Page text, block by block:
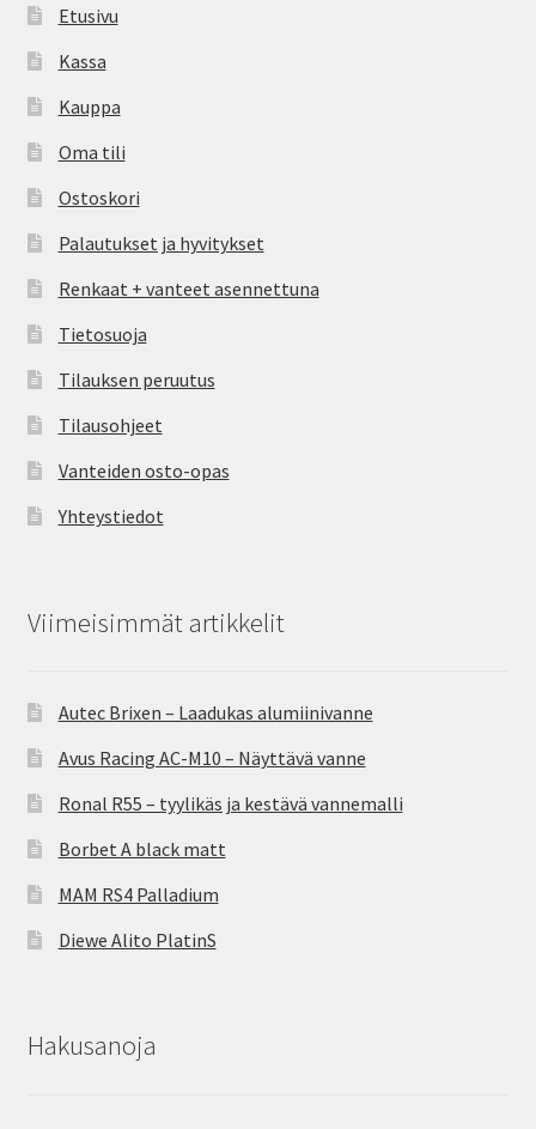
Etusivu
Kassa
Kauppa
Oma tili
Ostoskori
Palautukset ja hyvitykset
Renkaat + vanteet asennettuna
Tietosuoja
Tilauksen peruutus
Tilausohjeet
Vanteiden osto-opas
Yhteystiedot
Viimeisimmät artikkelit
Autec Brixen – Laadukas alumiinivanne
Avus Racing AC-M10 – Näyttävä vanne
Ronal R55 – tyylikäs ja kestävä vannemalli
Borbet A black matt
MAM RS4 Palladium
Diewe Alito PlatinS
Hakusanoja